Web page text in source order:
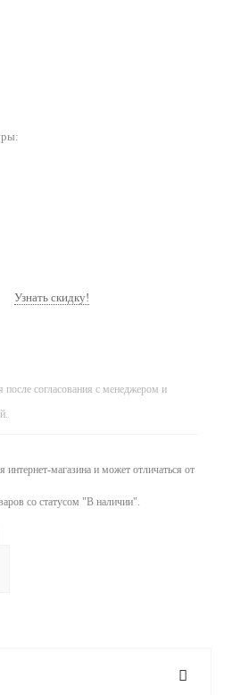
Узнать скидку!
согласования с менеджером и
интернет-магазина и может отличаться от
со статусом "В наличии".